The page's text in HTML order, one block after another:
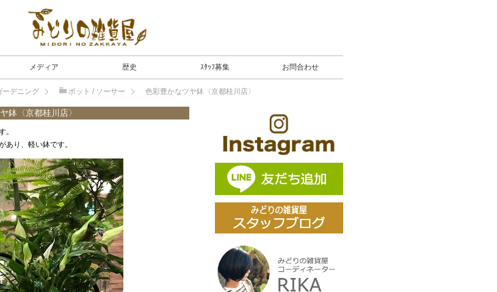
メディア 歴史 ｽﾀｯﾌ募集 お問合わせ
ーデニング ポット / ソーサー 色彩豊かなツヤ鉢〈京都桂川店〉
鉢〈京都桂川店〉
。
あり、軽い鉢です。